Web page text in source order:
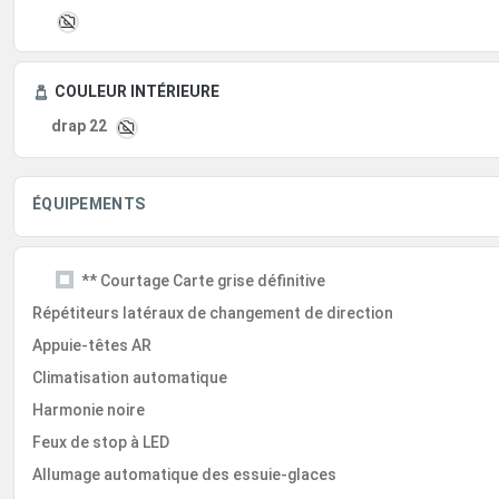
COULEUR INTÉRIEURE
drap 22
ÉQUIPEMENTS
** Courtage Carte grise définitive
Répétiteurs latéraux de changement de direction
Appuie-têtes AR
Climatisation automatique
Harmonie noire
Feux de stop à LED
Allumage automatique des essuie-glaces